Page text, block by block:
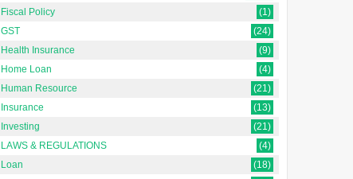
Fiscal Policy
(1)
GST
(24)
Health Insurance
(9)
Home Loan
(4)
Human Resource
(21)
Insurance
(13)
Investing
(21)
LAWS & REGULATIONS
(4)
Loan
(18)